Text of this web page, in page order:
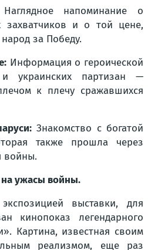
напоминание о
захватчиков и о той цене,
за Победу.
Информация о героической
и украинских партизан —
к плечу сражавшихся
Знакомство с богатой
также прошла через
войны.
на ужасы войны.
выставки, для
кинопоказ легендарного
Картина, известная своим
реализмом, еще раз